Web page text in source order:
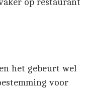
op restaurant
het gebeurt wel
voor